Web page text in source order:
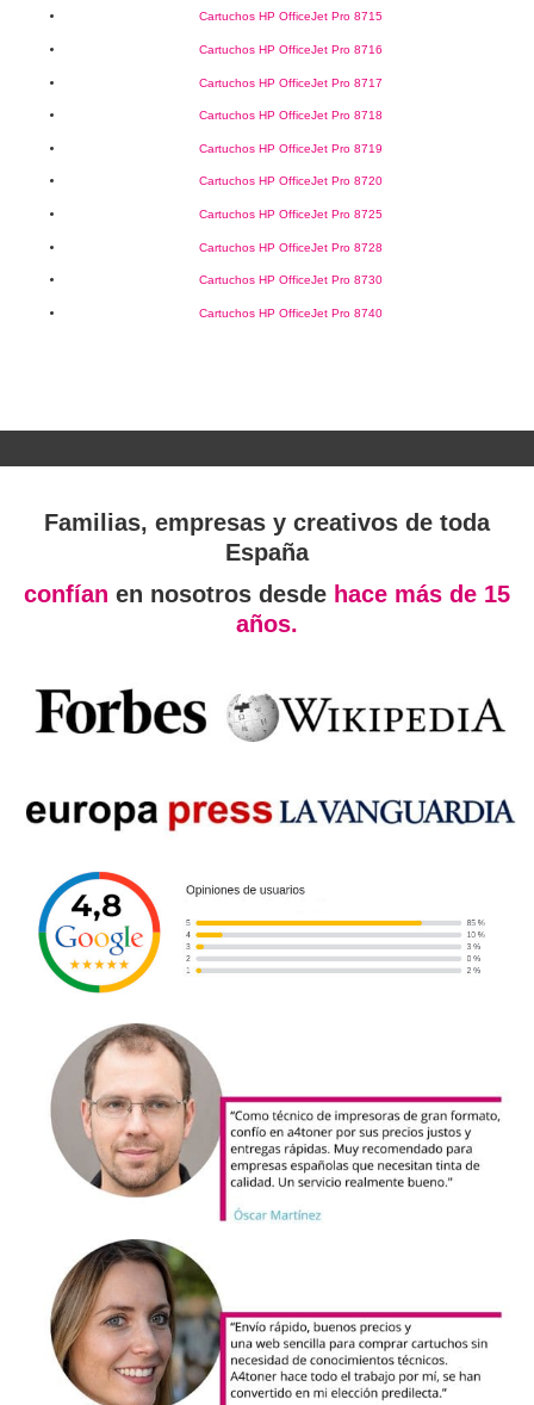
Cartuchos HP OfficeJet Pro 8715
Cartuchos HP OfficeJet Pro 8716
Cartuchos HP OfficeJet Pro 8717
Cartuchos HP OfficeJet Pro 8718
Cartuchos HP OfficeJet Pro 8719
Cartuchos HP OfficeJet Pro 8720
Cartuchos HP OfficeJet Pro 8725
Cartuchos HP OfficeJet Pro 8728
Cartuchos HP OfficeJet Pro 8730
Cartuchos HP OfficeJet Pro 8740
Familias, empresas y creativos de toda
España
confían en nosotros desde hace más de 15
años.